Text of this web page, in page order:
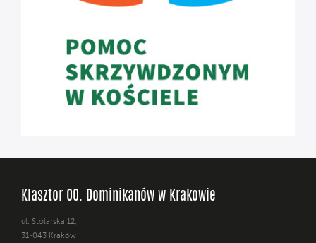
Klasztor OO. Dominikanów w Krakowie
ul. Stolarska 12,
31-043 Kraków